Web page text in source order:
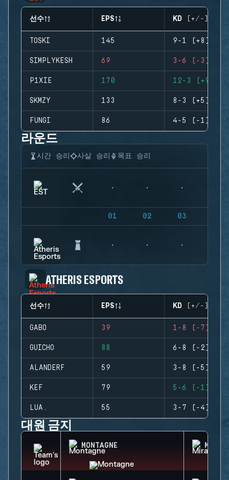
선수 EPS KD (+/-)
TOSKI 145 9-1 (+8)
SIMPLYKESH 69 3-6 (-3)
P1XIE 170 12-3 (+9)
SKMZY 133 8-3 (+5)
FUNGI 86 4-5 (-1)
라운드
시간 승리 사살 승리 목표 승리
01 02 03
ATHERIS ESPORTS
선수 EPS KD (+/-)
GABO 39 1-8 (-7)
GUICHO 88 6-8 (-2)
ALANDERF 59 3-8 (-5)
KEF 79 5-6 (-1)
LUA. 55 3-7 (-4)
대원 금지
MONTAGNE MIRA